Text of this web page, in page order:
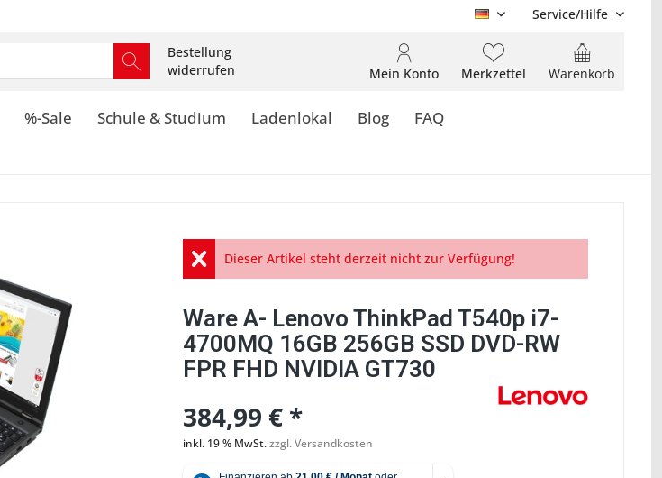
DE Service/Hilfe
Bestellung
widerrufen
Warenkorb
Merkzettel
Mein Konto
%-Sale Schule & Studium Ladenlokal Blog FAQ
Dieser Artikel steht derzeit nicht zur Verfügung!
Ware A- Lenovo ThinkPad T540p i7-
4700MQ 16GB 256GB SSD DVD-RW
FPR FHD NVIDIA GT730
384,99 € *
inkl. 19 % MwSt.zzgl. Versandkosten